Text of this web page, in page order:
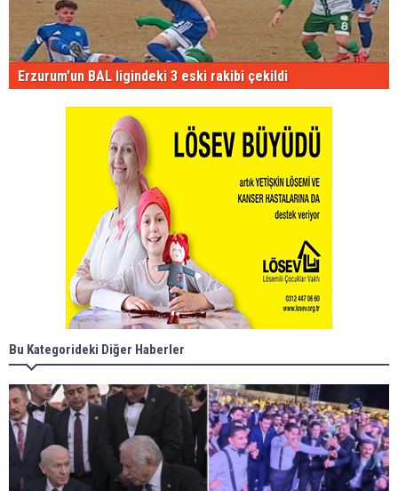
Erzurum'un BAL ligindeki 3 eski rakibi çekildi
Bu Kategorideki Diğer Haberler